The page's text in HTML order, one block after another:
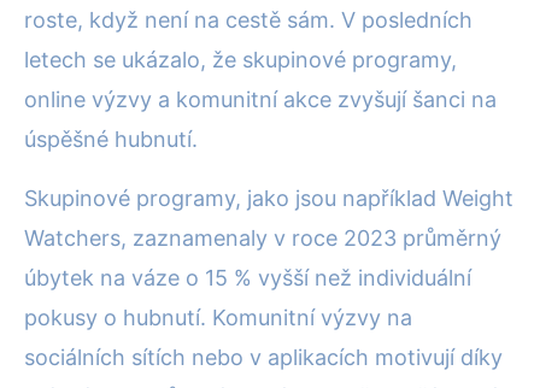
roste, když není na cestě sám. V posledních
letech se ukázalo, že skupinové programy,
online výzvy a komunitní akce zvyšují šanci na
úspěšné hubnutí.
Skupinové programy, jako jsou například Weight
Watchers, zaznamenaly v roce 2023 průměrný
úbytek na váze o 15 % vyšší než individuální
pokusy o hubnutí. Komunitní výzvy na
sociálních sítích nebo v aplikacích motivují díky